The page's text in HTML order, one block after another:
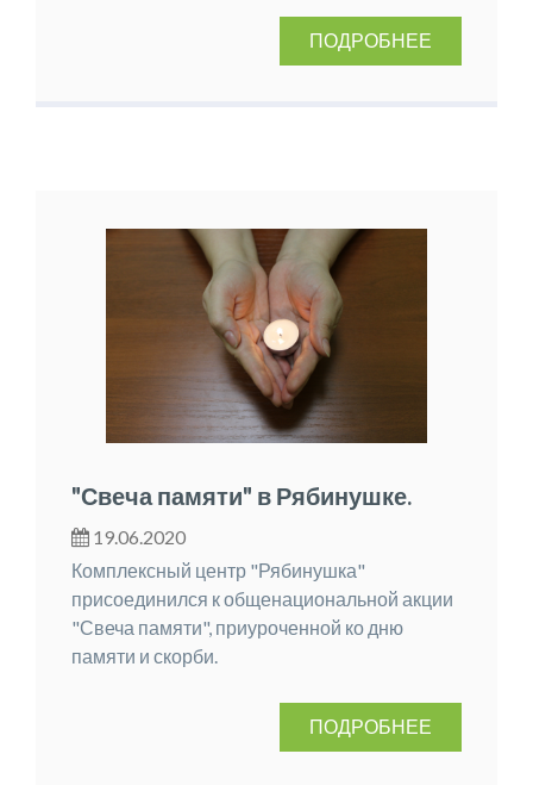
ПОДРОБНЕЕ
"Свеча памяти" в Рябинушке.
19.06.2020
Комплексный центр "Рябинушка"
присоединился к общенациональной акции
"Свеча памяти", приуроченной ко дню
памяти и скорби.
ПОДРОБНЕЕ